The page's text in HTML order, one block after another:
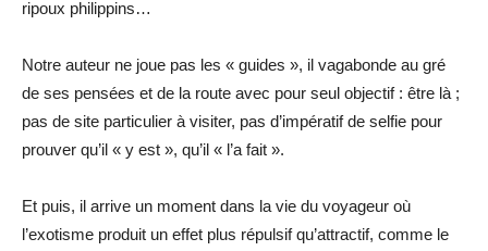
ripoux philippins…
Notre auteur ne joue pas les « guides », il vagabonde au gré
de ses pensées et de la route avec pour seul objectif : être là ;
pas de site particulier à visiter, pas d’impératif de selfie pour
prouver qu’il « y est », qu’il « l’a fait ».
Et puis, il arrive un moment dans la vie du voyageur où
l’exotisme produit un effet plus répulsif qu’attractif, comme le